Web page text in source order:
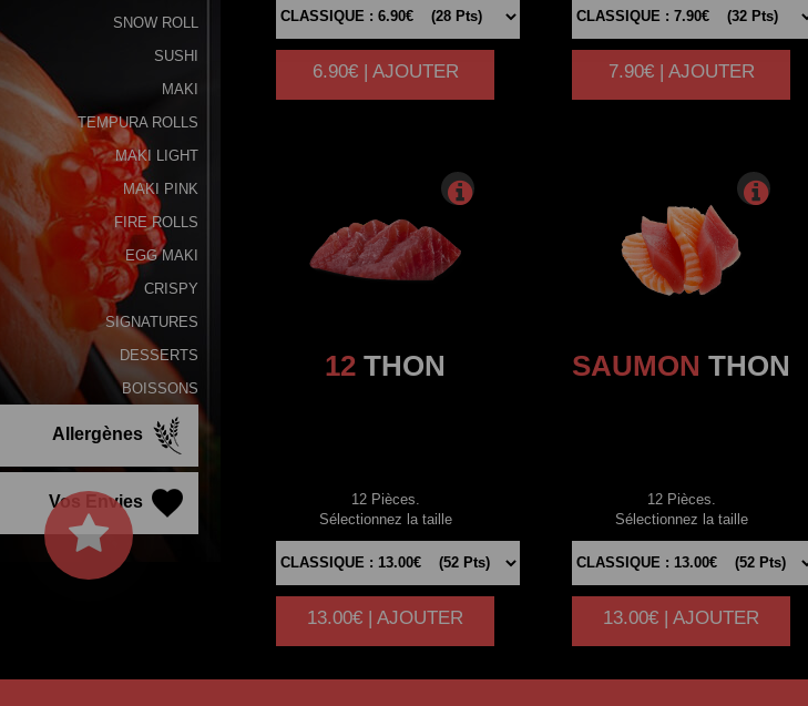
SNOW ROLL
SUSHI
MAKI
TEMPURA ROLLS
MAKI LIGHT
MAKI PINK
FIRE ROLLS
EGG MAKI
CRISPY
SIGNATURES
DESSERTS
BOISSONS
Allergènes
Vos Envies
6.90€ | AJOUTER 7.90€ | AJOUTER
12 THON
12 Pièces.
Sélectionnez la taille
13.00€ | AJOUTER
SAUMON THON
12 Pièces.
Sélectionnez la taille
13.00€ | AJOUTER